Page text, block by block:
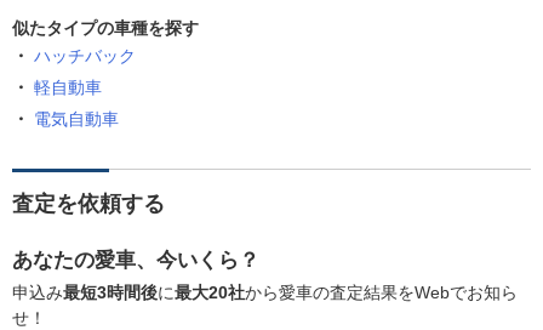
似たタイプの車種を探す
ハッチバック
軽自動車
電気自動車
査定を依頼する
あなたの愛車、今いくら？
申込み最短3時間後に最大20社から愛車の査定結果をWebでお知ら
せ！